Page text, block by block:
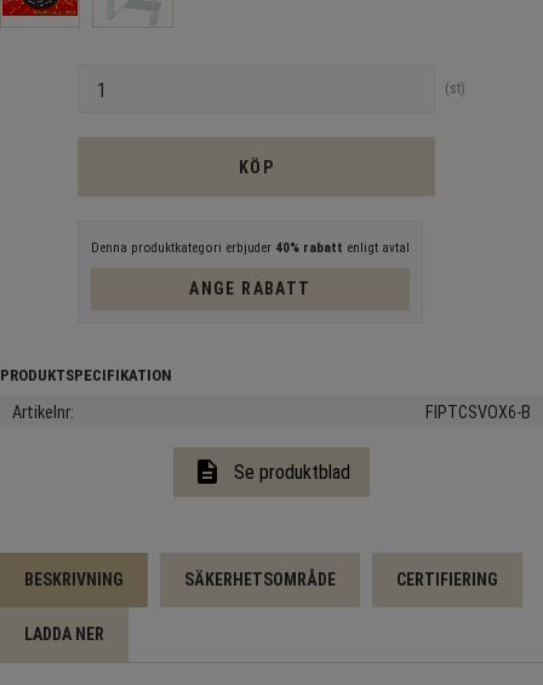
st
KÖP
Denna produktkategori erbjuder 40% rabatt enligt avtal
ANGE RABATT
Artikelnr FIPTCSVOX6-B
description Se produktblad
BESKRIVNING SÄKERHETSOMRÅDE CERTIFIERING
LADDA NER